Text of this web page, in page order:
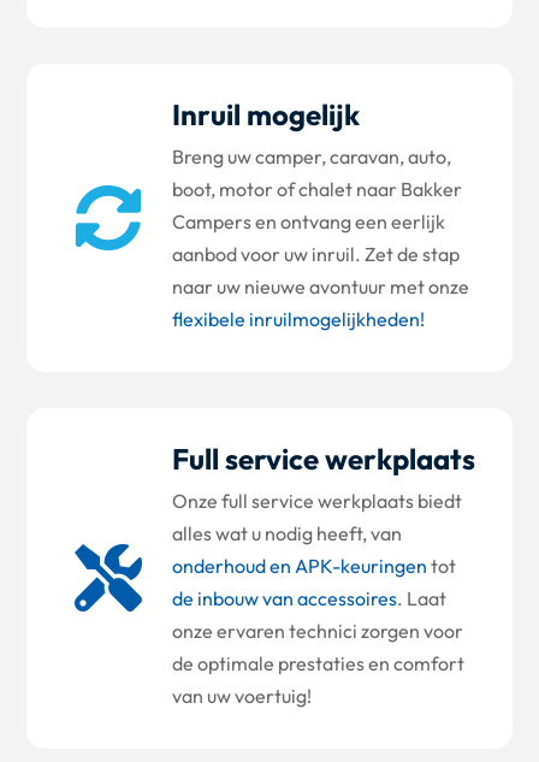

Inruil mogelijk
Breng uw camper, caravan, auto,
boot, motor of chalet naar Bakker
Campers en ontvang een eerlijk
aanbod voor uw inruil. Zet de stap
naar uw nieuwe avontuur met onze
flexibele inruilmogelijkheden!

Full service werkplaats
Onze full service werkplaats biedt
alles wat u nodig heeft, van
onderhoud en APK-keuringen tot
de inbouw van accessoires. Laat
onze ervaren technici zorgen voor
de optimale prestaties en comfort
van uw voertuig!